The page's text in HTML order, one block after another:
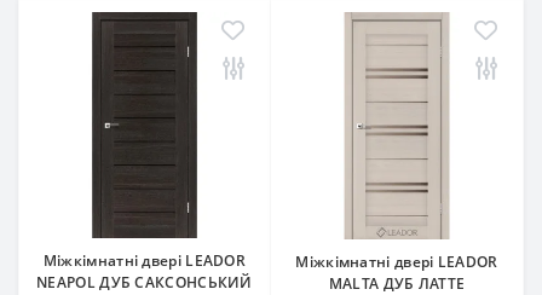
Міжкімнатні двері LEADOR
NEAPOL ДУБ САКСОНСЬКИЙ
Міжкімнатні двері LEADOR
MALTA ДУБ ЛАТТЕ